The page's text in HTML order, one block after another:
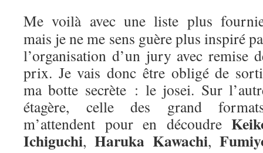
Me voilà avec une liste plus
mais je ne me sens guère plus inspiré
l’organisation d’un jury avec remise
prix. Je vais donc être obligé de
ma botte secrète : le josei. Sur
étagère, celle des grand
m’attendent pour en découdre
Ichiguchi, Haruka Kawachi,